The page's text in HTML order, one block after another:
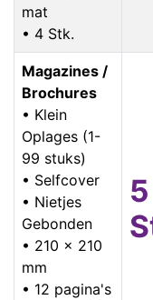
mat
• 4 Stk.
Magazines /
Brochures
• Klein
Oplages (1-
99 stuks)
• Selfcover
• Nietjes
Gebonden
• 210 x 210
mm
• 12 pagina's
5